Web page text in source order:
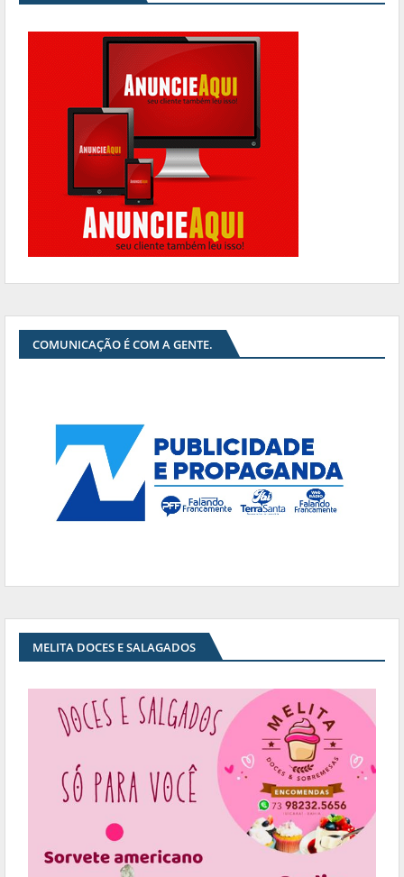
COMUNICAÇÃO É COM A GENTE.
MELITA DOCES E SALAGADOS